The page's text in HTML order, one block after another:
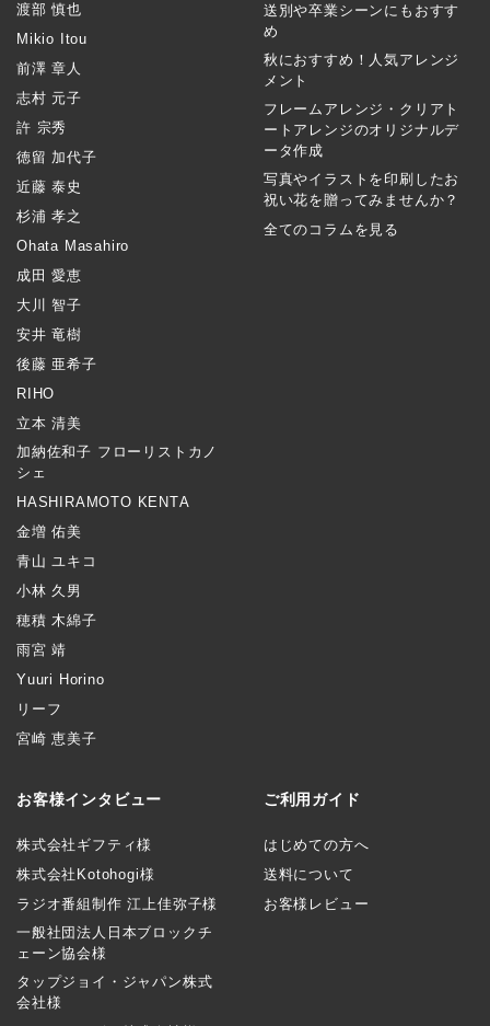
渡部 慎也
Mikio Itou
前澤 章人
志村 元子
許 宗秀
徳留 加代子
近藤 泰史
杉浦 孝之
Ohata Masahiro
成田 愛恵
大川 智子
安井 竜樹
後藤 亜希子
RIHO
立本 清美
加納佐和子 フローリストカノ
シェ
HASHIRAMOTO KENTA
金増 佑美
青山 ユキコ
小林 久男
穂積 木綿子
雨宮 靖
Yuuri Horino
リーフ
宮崎 恵美子
送別や卒業シーンにもおすす
め
秋におすすめ！人気アレンジ
メント
フレームアレンジ・クリアト
ートアレンジのオリジナルデ
ータ作成
写真やイラストを印刷したお
祝い花を贈ってみませんか？
全てのコラムを見る
お客様インタビュー
株式会社ギフティ様
株式会社Kotohogi様
ラジオ番組制作 江上佳弥子様
一般社団法人日本ブロックチ
ェーン協会様
タップジョイ・ジャパン株式
会社様
ご利用ガイド
はじめての方へ
送料について
お客様レビュー